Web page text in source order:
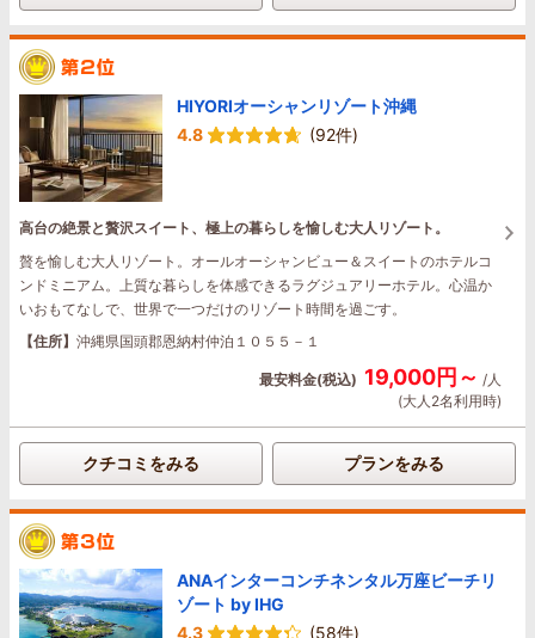
HIYORIオーシャンリゾート沖縄
4.8
(92件)
高台の絶景と贅沢スイート、極上の暮らしを愉しむ大人リゾート。
贅を愉しむ大人リゾート。オールオーシャンビュー＆スイートのホテルコ
ンドミニアム。上質な暮らしを体感できるラグジュアリーホテル。心温か
いおもてなしで、世界で一つだけのリゾート時間を過ごす。
【住所】 沖縄県国頭郡恩納村仲泊１０５５－１
最安料金(税込) 19,000円～ /人
(大人2名利用時)
クチコミをみる プランをみる
ANAインターコンチネンタル万座ビーチリ
ゾート by IHG
4.3
(58件)